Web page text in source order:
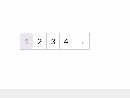
1 2 3 4 →